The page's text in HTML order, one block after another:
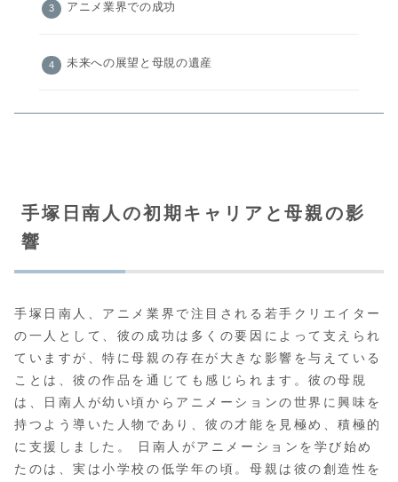
アニメ業界での成功
未来への展望と母覑の遺産
手塚日南人の初期キャリアと母親の影
響
手塚日南人、アニメ業界で注目される若手クリエイター
の一人として、彼の成功は多くの要因によって支えられ
ていますが、特に母親の存在が大きな影響を与えている
ことは、彼の作品を通じても感じられます。彼の母覑
は、日南人が幼い頃からアニメーションの世界に興味を
持つよう導いた人物であり、彼の才能を見極め、積極的
に支援しました。 日南人がアニメーションを学び始め
たのは、実は小学校の低学年の頃。母親は彼の創造性を